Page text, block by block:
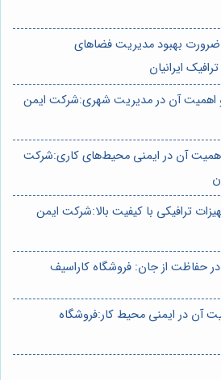
ضرورت بهبود مدیریت فضاهای
ایرانیان
و اهمیت آن در مدیریت شهری:شرکت ایمن
آن در ایمنی محیط‌های کاری:شرکت
ترافیکی با کیفیت بالا:شرکت ایمن
حفاظت از جان: فروشگاه کاراسیف
آن در ایمنی محیط کار:فروشگاه